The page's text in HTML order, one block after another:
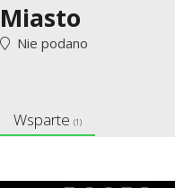
Miasto
Nie podano
Wsparte (1)